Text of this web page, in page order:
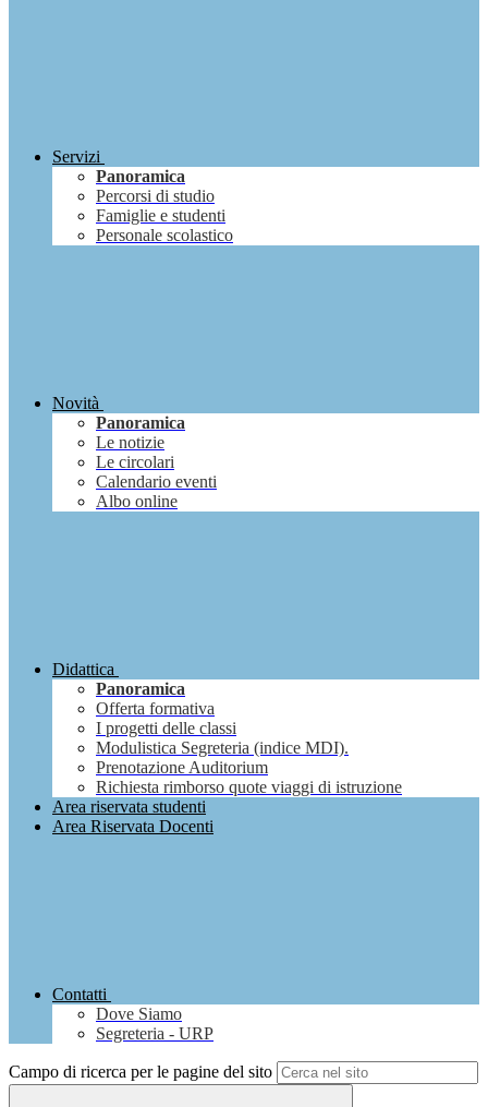
Servizi
Panoramica
Percorsi di studio
Famiglie e studenti
Personale scolastico
Novità
Panoramica
Le notizie
Le circolari
Calendario eventi
Albo online
Didattica
Panoramica
Offerta formativa
I progetti delle classi
Modulistica Segreteria (indice MDI).
Prenotazione Auditorium
Richiesta rimborso quote viaggi di istruzione
Area riservata studenti
Area Riservata Docenti
Contatti
Dove Siamo
Segreteria - URP
Campo di ricerca per le pagine del sito